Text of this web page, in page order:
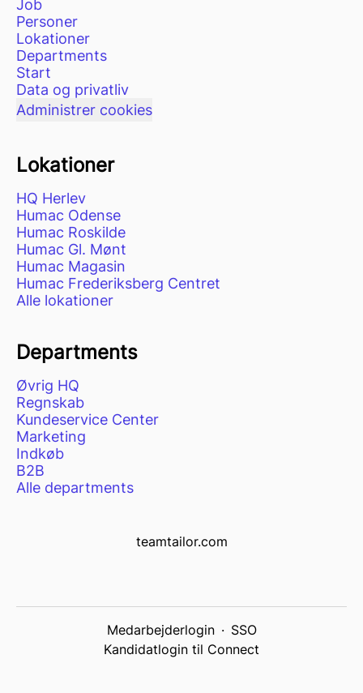
Job
Personer
Lokationer
Departments
Start
Data og privatliv
Administrer cookies
Lokationer
HQ Herlev
Humac Odense
Humac Roskilde
Humac Gl. Mønt
Humac Magasin
Humac Frederiksberg Centret
Alle lokationer
Departments
Øvrig HQ
Regnskab
Kundeservice Center
Marketing
Indkøb
B2B
Alle departments
teamtailor.com
Medarbejderlogin · SSO
Kandidatlogin til Connect